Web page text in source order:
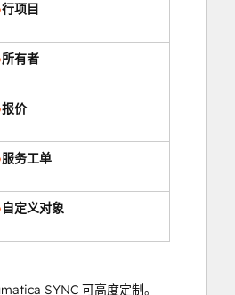
行项目
所有者
报价
服务工单
自定义对象
SYNC 可高度定制。